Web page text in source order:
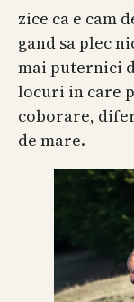
zice ca e cam
gand sa plec
mai puternici
locuri in care
coborare,
de mare.